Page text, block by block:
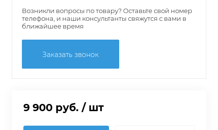
Возникли вопросы по товару? Оставьте свой номер
телефона, и наши консультанты свяжутся с вами в
ближайшее время
Заказать звонок
9 900 руб. / шт